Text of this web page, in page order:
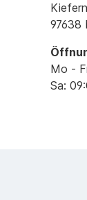
97638
Mo -
Sa: